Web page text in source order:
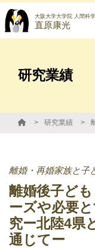
大阪大学大学院 人間科
直原康光
研究業績
研究業績
離婚・再婚家族と子
離婚後子ど
ーズや必要
究ー北陸4県
通じてー